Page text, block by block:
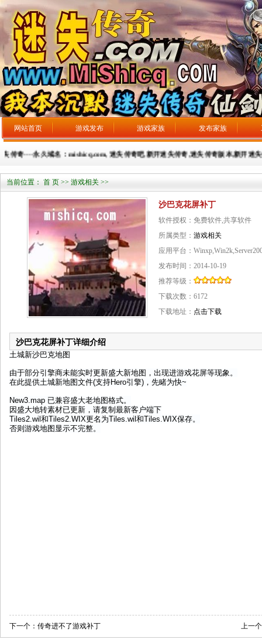
网站首页 游戏发布 游戏家族 发布家族
奇----永久域名：mishicq.com, 迷失传奇吧,新开迷失传奇,迷失传奇版本,新开迷失传
当前位置： 首 页 >> 游戏相关 >>
沙巴克花屏补丁
软件授权：免费软件,共享软件
所属类型： 游戏相关
应用平台：
发布时间：2014-10-19
推荐等级：
下载次数： 6172
下载地址： 点击下载
沙巴克花屏补丁详细介绍
土城新沙巴克地图
由于部分引擎商未能实时更新盛大新地图，出现进游戏花屏等现象。
在此提供土城新地图文件(支持Hero引擎)，先睹为快~
New3.map 已兼容盛大老地图格式。
因盛大地转素材已更新，请复制最新客户端下
Tiles2.wil和Tiles2.WIX更名为Tiles.wil和Tiles.WIX保存。
否则游戏地图显示不完整。
下一个： 传奇进不了游戏补丁 上一